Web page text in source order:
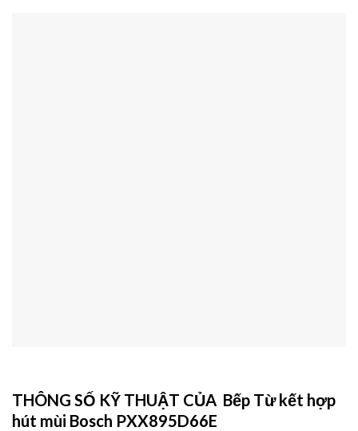
THÔNG SỐ KỸ THUẬT CỦA Bếp Từ kết hợp
hút mùi Bosch PXX895D66E